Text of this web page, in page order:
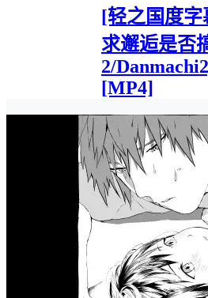
[轻之国度
求邂逅是否
2/
[MP4]